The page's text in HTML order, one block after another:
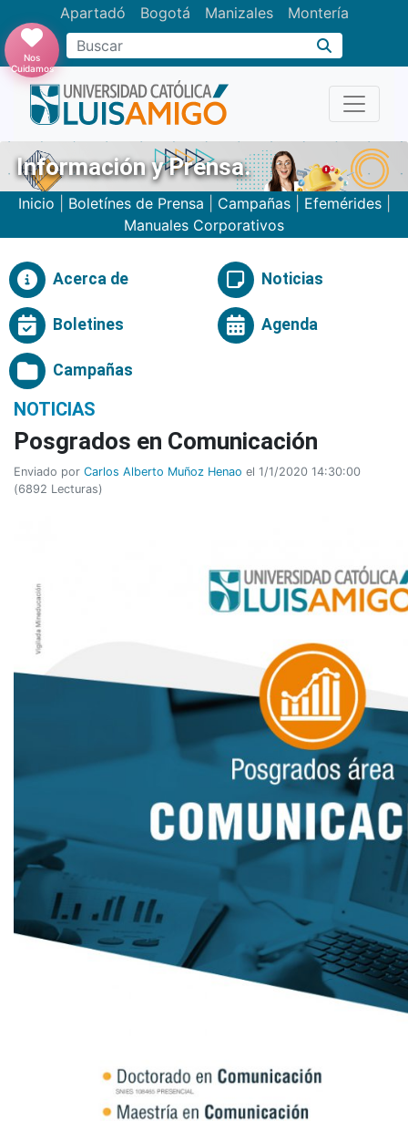
Apartadó Bogotá Manizales Montería
Buscar
Nos
Cuidamos
Información y Prensa.
Inicio Boletínes de Prensa Campañas| Efemérides|
Manuales Corporativos
Acerca de Noticias
Boletines Agenda
Campañas
NOTICIAS
Posgrados en Comunicación
Enviado por Carlos Alberto Muñoz Henao el 1/1/2020 14:30:00
(6892 Lecturas)